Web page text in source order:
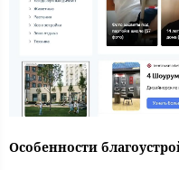
Особенности